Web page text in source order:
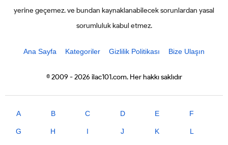
yerine geçemez. ve bundan kaynaklanabilecek sorunlardan yasal
sorumluluk kabul etmez.
Ana Sayfa Kategoriler Gizlilik Politikası Bize Ulaşın
© 2009 - 2026 ilac101.com. Her hakkı saklıdır
A B C D E F
G H I J K L